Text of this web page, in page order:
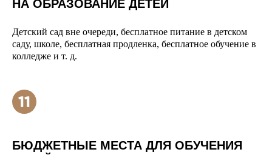
НА ОБРАЗОВАНИЕ ДЕТЕЙ
Детский сад вне очереди, бесплатное питание в детском
саду, школе, бесплатная продленка, бесплатное обучение в
колледже и т. д.
БЮДЖЕТНЫЕ МЕСТА ДЛЯ ОБУЧЕНИЯ